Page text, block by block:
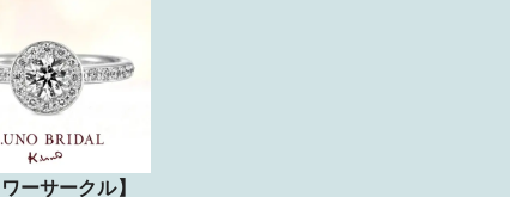
ワーサークル】